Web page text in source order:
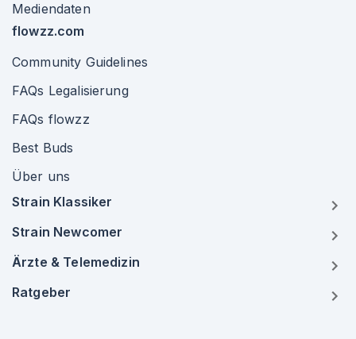
Mediendaten
flowzz.com
Community Guidelines
FAQs Legalisierung
FAQs flowzz
Best Buds
Über uns
Strain Klassiker
Strain Newcomer
Ärzte & Telemedizin
Ratgeber